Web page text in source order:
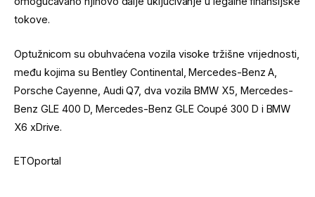
tokove.
Optužnicom su obuhvaćena vozila visoke tržišne vrijednosti,
među kojima su Bentley Continental, Mercedes-Benz A,
Porsche Cayenne, Audi Q7, dva vozila BMW X5, Mercedes-
Benz GLE 400 D, Mercedes-Benz GLE Coupé 300 D i BMW
X6 xDrive.
ETOportal